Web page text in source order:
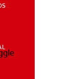
SALUD BUCAL